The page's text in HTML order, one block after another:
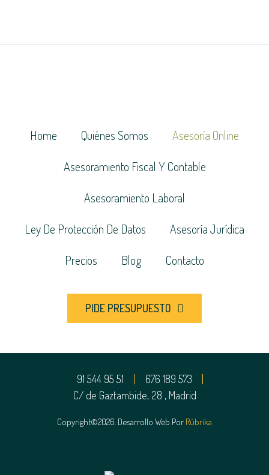
Home Quiénes Somos
Asesoría Online
Asesoramiento Fiscal Y Contable
Asesoramiento Laboral
Ley De Protección De Datos
Asesoría Jurídica
Precios
Blog Contacto
PIDE PRESUPUESTO
Copyright©2026. Desarrollo Web Por Rúbrika
91 544 95 51
676 189 573
C/ de Gaztambide, 28 , Madrid